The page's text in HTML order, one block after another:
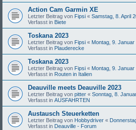
Action Cam Garmin XE
Letzter Beitrag von Fipsi « Samstag, 8. April
Verfasst in Biete
Toskana 2023
Letzter Beitrag von Fipsi « Montag, 9. Januar
Verfasst in Plauderecke
Toskana 2023
Letzter Beitrag von Fipsi « Montag, 9. Januar
Verfasst in Routen in Italien
Deauville meets Deauville 2023
Letzter Beitrag von pitter « Sonntag, 8.
Verfasst in AUSFAHRTEN
Austausch Steuerketten
Letzter Beitrag von Hobbydriver «
Verfasst in Deauville - Forum